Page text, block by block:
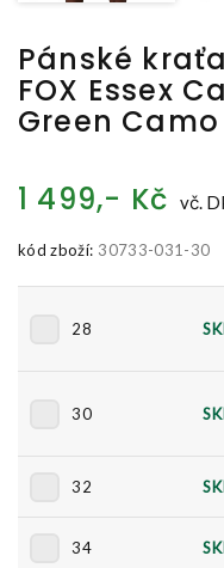
Pánské
FOX Essex
Green Camo
1 499,- Kč
vč.
kód zboží: 30733-031-30
28
30
32
34